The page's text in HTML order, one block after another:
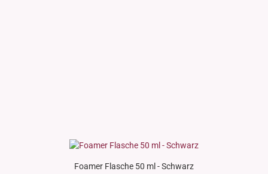
Foamer Flasche 50 ml - Schwarz